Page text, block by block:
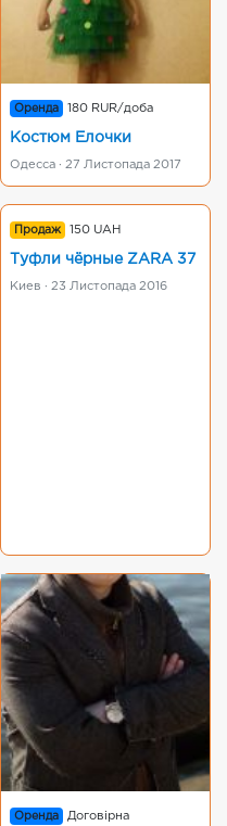
Оренда 180 RUR/доба
Костюм Елочки
Одесса · 27 Листопада 2017
Продаж 150 UAH
Туфли чёрные ZARA 37
Киев · 23 Листопада 2016
Оренда Договірна